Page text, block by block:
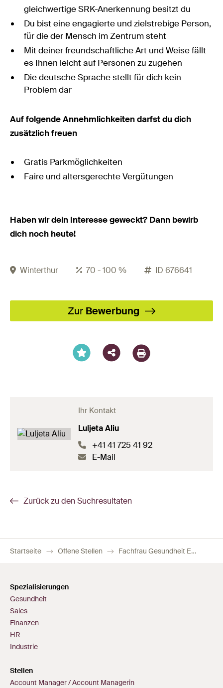
gleichwertige SRK-Anerkennung besitzt du
Du bist eine engagierte und zielstrebige Person,
für die der Mensch im Zentrum steht
Mit deiner freundschaftliche Art und Weise fällt
es Ihnen leicht auf Personen zu zugehen
Die deutsche Sprache stellt für dich kein
Problem dar
Auf folgende Annehmlichkeiten darfst du dich
zusätzlich freuen
Gratis Parkmöglichkeiten
Faire und altersgerechte Vergütungen
Haben wir dein Interesse geweckt? Dann bewirb
dich noch heute!
Winterthur 70 - 100 % ID 676641
Zur Bewerbung
Facebook
X LinkedIn
XING
Ihr Kontakt
Luljeta Aliu
+41 41 725 41 92
E-Mail
Zurück zu den Suchresultaten
Startseite Offene Stellen Fachfrau Gesundheit EFZ oder Fachmann Gesundheit EFZ temporär (70-100%)
Spezialisierungen
Gesundheit
Sales
Finanzen
HR
Industrie
Stellen
Account Manager / Account Managerin